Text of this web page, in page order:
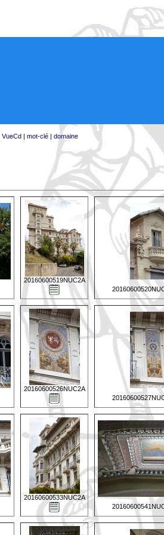
VueCd| mot-clé| domaine
20160600519NUC2A
20160600526NUC2A
20160600533NUC2A